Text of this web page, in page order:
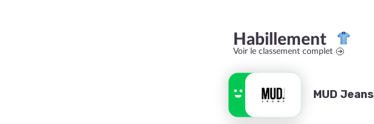
Habillement
Voir le classement complet
MUD Jeans